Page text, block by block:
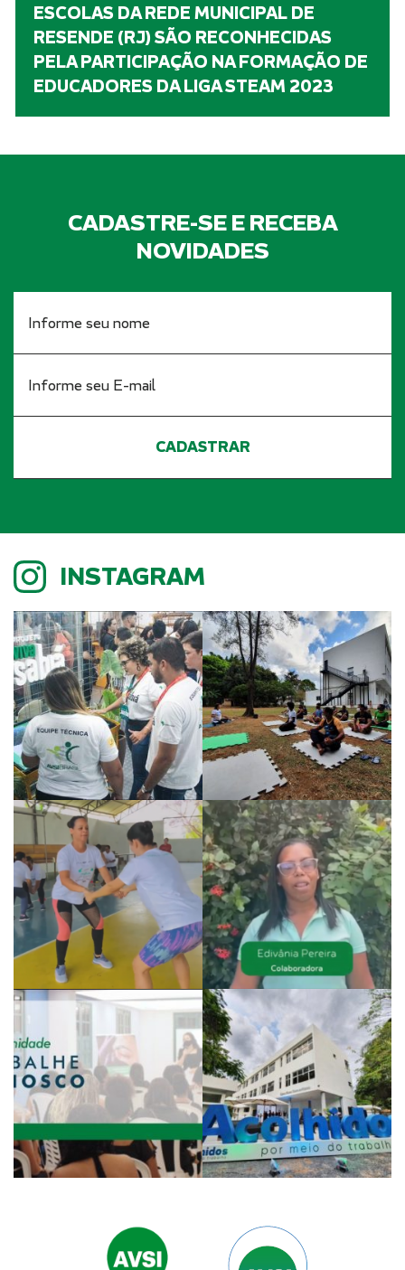
ESCOLAS DA REDE MUNICIPAL DE
RESENDE (RJ) SÃO RECONHECIDAS
PELA PARTICIPAÇÃO NA FORMAÇÃO DE
EDUCADORES DA LIGA STEAM 2023
CADASTRE-SE E RECEBA
NOVIDADES
INSTAGRAM